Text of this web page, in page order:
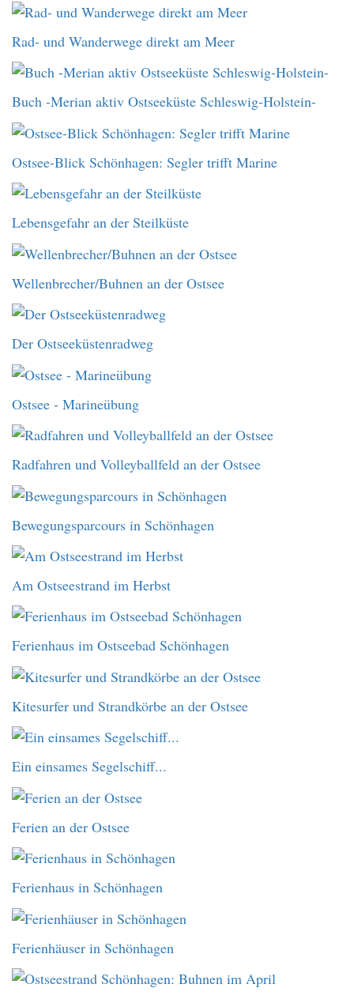
Rad- und Wanderwege direkt am Meer
Buch -Merian aktiv Ostseeküste Schleswig-Holstein-
Ostsee-Blick Schönhagen: Segler trifft Marine
Lebensgefahr an der Steilküste
Wellenbrecher/Buhnen an der Ostsee
Der Ostseeküstenradweg
Ostsee - Marineübung
Radfahren und Volleyballfeld an der Ostsee
Bewegungsparcours in Schönhagen
Am Ostseestrand im Herbst
Ferienhaus im Ostseebad Schönhagen
Kitesurfer und Strandkörbe an der Ostsee
Ein einsames Segelschiff...
Ferien an der Ostsee
Ferienhaus in Schönhagen
Ferienhäuser in Schönhagen